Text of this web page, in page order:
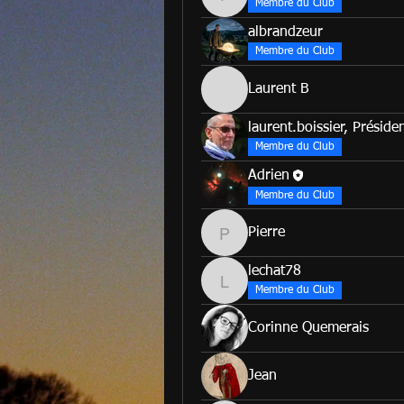
Membre du Club
albrandzeur
Membre du Club
Laurent B
laurent.boissier,
Membre du Club
Adrien
Membre du Club
Pierre
Pierre
lechat78
lechat78
Membre du Club
Corinne Quemerais
Jean